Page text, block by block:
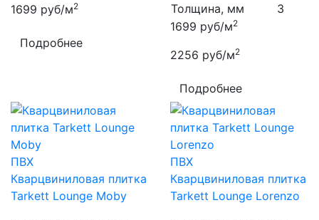
1699 руб/м2
Подробнее
Толщина, мм
3
1699 руб/м2
2256 руб/м2
Подробнее
ПВХ
Кварцвиниловая плитка
Tarkett Lounge Moby
ПВХ
Кварцвиниловая плитка
Tarkett Lounge Lorenzo